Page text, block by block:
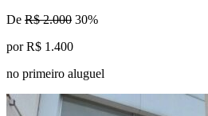
De R$ 2.000 30%
por R$ 1.400
no primeiro aluguel